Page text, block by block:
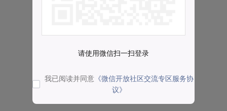
请使用微信扫一扫登录
我已阅读并同意 《微信开放社区交流专区服务协
议》